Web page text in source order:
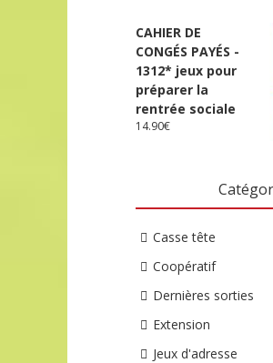
CAHIER DE
CONGÉS PAYÉS -
1312* jeux pour
préparer la
rentrée sociale
14.90€
Casse tête
Coopératif
Dernières sorties
Extension
Jeux d'adresse